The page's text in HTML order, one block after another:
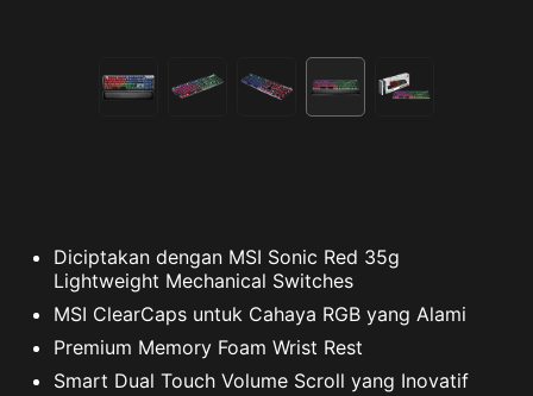
Diciptakan dengan MSI Sonic Red 35g
Lightweight Mechanical Switches
MSI ClearCaps untuk Cahaya RGB yang Alami
Premium Memory Foam Wrist Rest
Smart Dual Touch Volume Scroll yang Inovatif